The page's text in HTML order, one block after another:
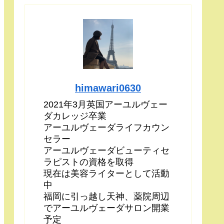
himawari0630
2021年3月英国アーユルヴェー
ダカレッジ卒業
アーユルヴェーダライフカウン
セラー
アーユルヴェーダビューティセ
ラピストの資格を取得
現在は美容ライターとして活動
中
福岡に引っ越し天神、薬院周辺
でアーユルヴェーダサロン開業
予定